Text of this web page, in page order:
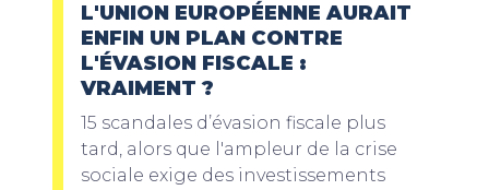
L'UNION EUROPÉENNE AURAIT
ENFIN UN PLAN CONTRE
L'ÉVASION FISCALE :
VRAIMENT ?
15 scandales d’évasion fiscale plus
tard, alors que l'ampleur de la crise
sociale exige des investissements